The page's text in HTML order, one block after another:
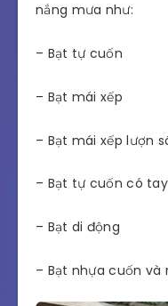
nắng mưa như:
– Bạt tự cuốn
– Bạt mái xếp
– Bạt mái xếp lượn
– Bạt tự cuốn có
– Bạt di động
– Bạt nhựa cuốn và